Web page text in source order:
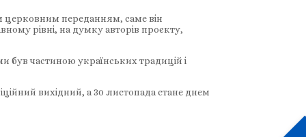
церковним переданням, саме він
рівні, на думку авторів проєкту,
був частиною українських традицій і
вихідний, а 30 листопада стане днем